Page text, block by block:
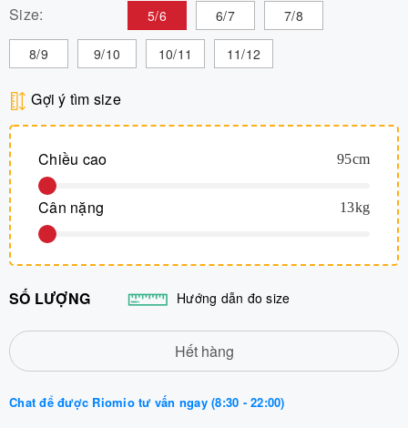
Size: 5/6 6/7 7/8
8/9 9/10 10/11 11/12
Gợi ý tìm size
Chiều cao 95cm
Cân nặng 13kg
SỐ LƯỢNG Hướng dẫn đo size
Hết hàng
Chat để được Riomio tư vấn ngay (8:30 - 22:00)